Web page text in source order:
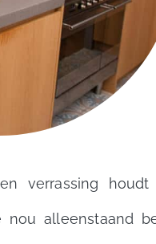
verrassing houdt
alleenstaand